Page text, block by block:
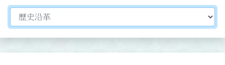
切換選擇法規資訊內容